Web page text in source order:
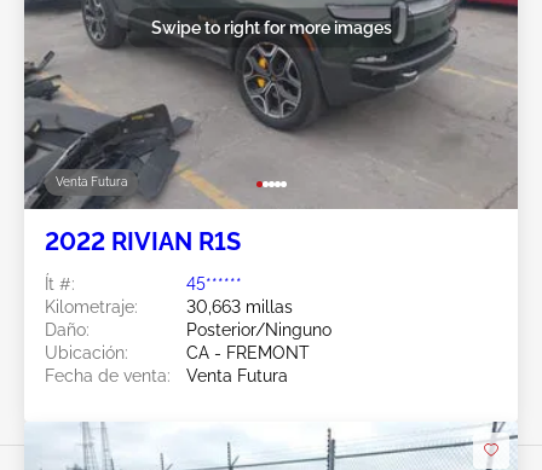
Venta Futura
Swipe to right for more images
2022 RIVIAN R1S
Ít #:
45******
Kilometraje:
30,663 millas
Daño:
Posterior/Ninguno
Ubicación:
CA - FREMONT
Fecha de venta:
Venta Futura